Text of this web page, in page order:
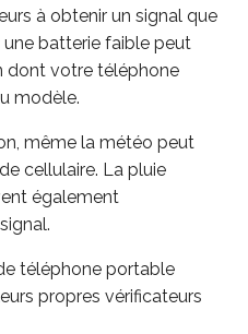
à obtenir un signal que
une batterie faible peut
dont votre téléphone
modèle.
même la météo peut
cellulaire. La pluie
également
téléphone portable
propres vérificateurs